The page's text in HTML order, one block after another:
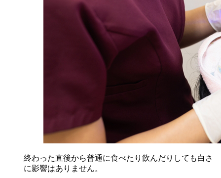
終わった直後から普通に食べたり飲んだりしても白さ
に影響はありません。